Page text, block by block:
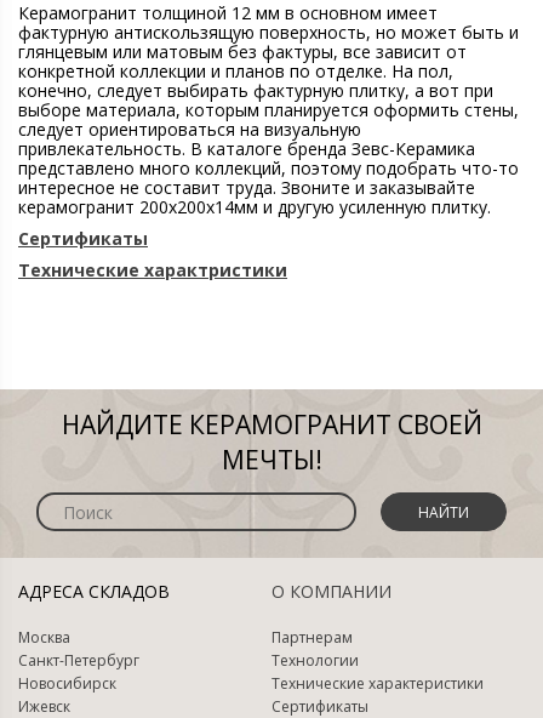
Керамогранит толщиной 12 мм в основном имеет
фактурную антискользящую поверхность, но может быть и
глянцевым или матовым без фактуры, все зависит от
конкретной коллекции и планов по отделке. На пол,
конечно, следует выбирать фактурную плитку, а вот при
выборе материала, которым планируется оформить стены,
следует ориентироваться на визуальную
привлекательность. В каталоге бренда Зевс-Керамика
представлено много коллекций, поэтому подобрать что-то
интересное не составит труда. Звоните и заказывайте
керамогранит 200х200х14мм и другую усиленную плитку.
Сертификаты
Технические характристики
НАЙДИТЕ КЕРАМОГРАНИТ СВОЕЙ
МЕЧТЫ!
НАЙТИ
АДРЕСА СКЛАДОВ
Москва
Санкт-Петербург
Новосибирск
Ижевск
О КОМПАНИИ
Партнерам
Технологии
Технические характеристики
Сертификаты